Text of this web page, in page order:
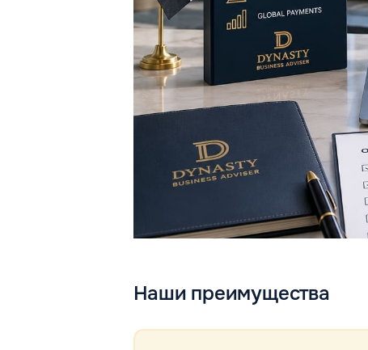
Наши преимущества